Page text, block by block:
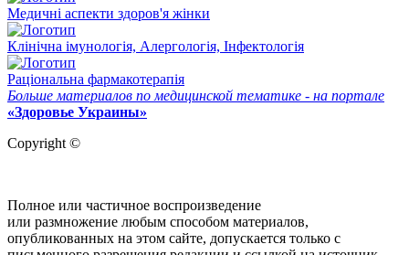
Медичні аспекти здоров'я жінки
Клінічна імунологія, Алергологія, Інфектологія
Раціональна фармакотерапія
Больше материалов по медицинской тематике - на портале
«Здоровье Украины»
Copyright ©
Полное или частичное воспроизведение
или размножение любым способом материалов,
опубликованных на этом сайте, допускается только с